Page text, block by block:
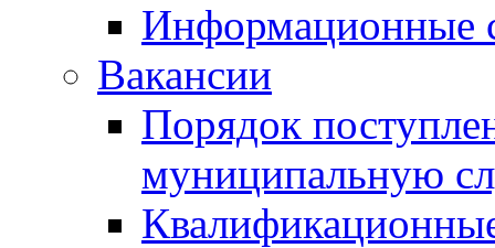
Информационные
Вакансии
Порядок
муниципальную